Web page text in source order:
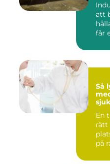
att
får
Så
En
rätt
på